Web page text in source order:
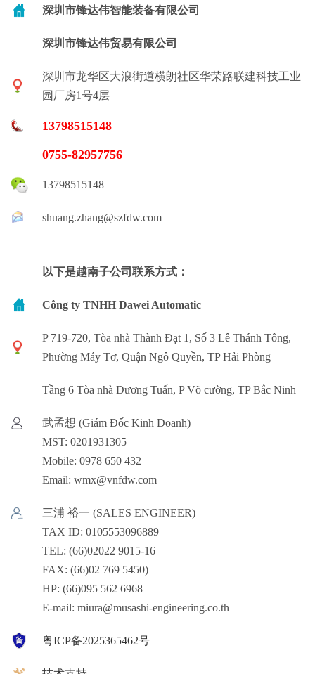
深圳市锋达伟智能装备有限公司
深圳市锋达伟贸易有限公司
深圳市龙华区大浪街道横朗社区华荣路联建科技工业
园厂房1号4层
13798515148
0755-82957756
13798515148
shuang.zhang@szfdw.com
以下是越南子公司联系方式：
Công ty TNHH Dawei Automatic
P 719-720, Tòa nhà Thành Đạt 1, Số 3 Lê Thánh Tông,
Phường Máy Tơ, Quận Ngô Quyền, TP Hải Phòng
Tầng 6 Tòa nhà Dương Tuấn, P Võ cường, TP Bắc Ninh
武孟想 (Giám Đốc Kinh Doanh)
MST: 0201931305
Mobile: 0978 650 432
Email: wmx@vnfdw.com
三浦 裕一 (SALES ENGINEER)
TAX ID: 0105553096889
TEL: (66)02022 9015-16
FAX: (66)02 769 5450)
HP: (66)095 562 6968
E-mail: miura@musashi-engineering.co.th
粤ICP备2025365462号